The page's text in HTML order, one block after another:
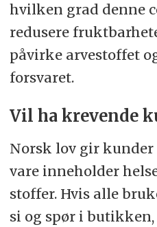
hvilken grad denne
redusere
påvirke arve­stoffet
forsvaret.
Vil ha krevende
Norsk lov gir
vare inneholder
stoffer. Hvis alle
si og spør i